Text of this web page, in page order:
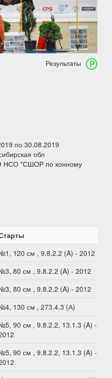
Результаты
по 30.08.2019
обл
НСО "СШОР по конному
120 см , 9.8.2.2 (A) - 2012
80 см , 9.8.2.2 (A) - 2012
80 см , 9.8.2.2 (A) - 2012
130 см , 273.4.3 (А)
90 см , 9.8.2.2, 13.1.3 (A) -
90 см , 9.8.2.2, 13.1.3 (A) -